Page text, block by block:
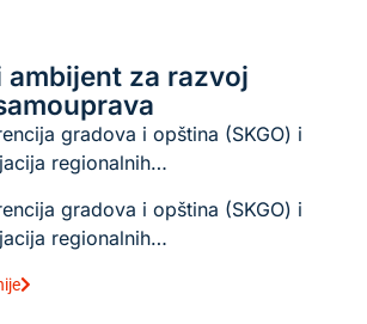
ambijent za razvoj
gradova i opština (SKGO) i
regionalnih…
gradova i opština (SKGO) i
regionalnih…